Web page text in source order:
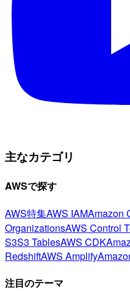
主なカテゴリ
AWSで探す
AWS特集AWS IAMAmazon
OrganizationsAWS Control
S3S3 TablesAWS CDK
RedshiftAWS Amplify
注目のテーマ